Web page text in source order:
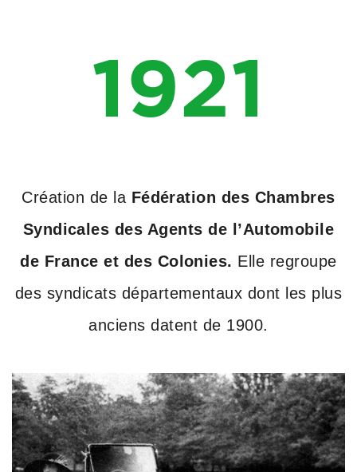
1921
Création de la Fédération des Chambres
Syndicales des Agents de l’Automobile
de France et des Colonies. Elle regroupe
des syndicats départementaux dont les plus
anciens datent de 1900.